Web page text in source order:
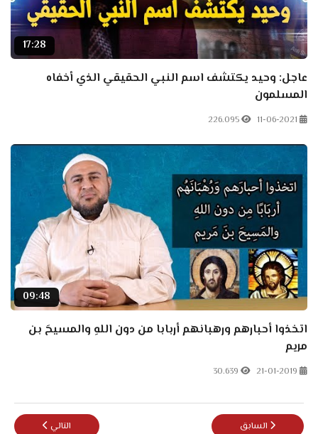
17:28
عاجل: وحيد يكتشف اسم النبي الحقيقي الذي أخفاه
المسلمون
11-06-2021
226.095
09:48
اتخذوا أحبارهم ورهبانهم أربابا من دون اللهِ والمسيحَ بن
مريم
21-01-2019
30.639
المقال السابق: صديق رشيد يبكي يوم تعميده ثم ينقلب على رشيد
السابق المقال التالي:
التالي